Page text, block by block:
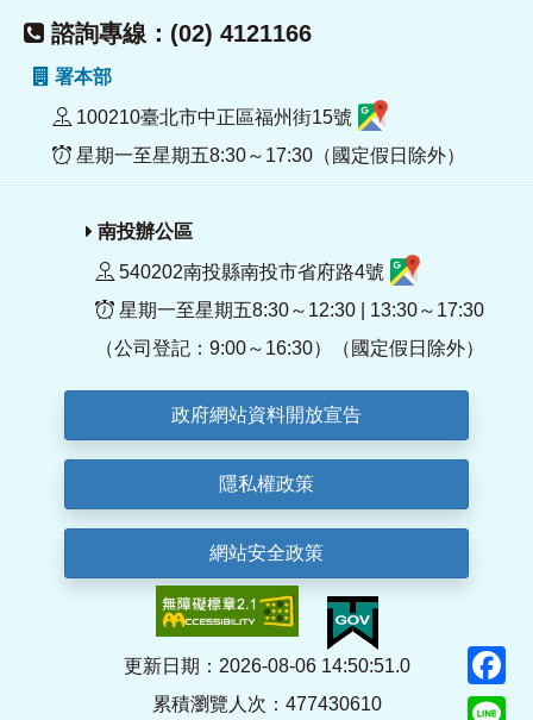
諮詢專線：(02) 4121166
署本部
100210臺北市中正區福州街15號
星期一至星期五8:30～17:30（國定假日除外）
南投辦公區
540202南投縣南投市省府路4號
星期一至星期五8:30～12:30 | 13:30～17:30
（公司登記：9:00～16:30）（國定假日除外）
政府網站資料開放宣告
隱私權政策
網站安全政策
更新日期：2026-08-06 14:50:51.0
累積瀏覽人次：477430610